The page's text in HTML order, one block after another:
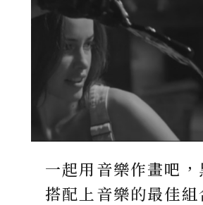
一起用音樂作畫吧，
搭配上音樂的最佳組